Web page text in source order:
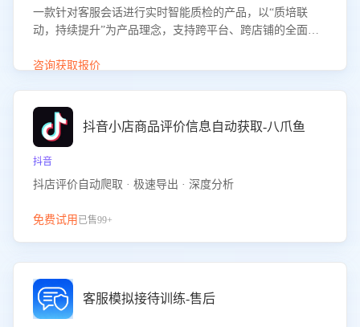
一款针对客服会话进行实时智能质检的产品，以“质培联
动，持续提升”为产品理念，支持跨平台、跨店铺的全面、
升客服团队的销服能力。
咨询获取报价
抖音小店商品评价信息自动获取-八爪鱼
抖音
抖店评价自动爬取 · 极速导出 · 深度分析
免费试用 已售99+
客服模拟接待训练-售后